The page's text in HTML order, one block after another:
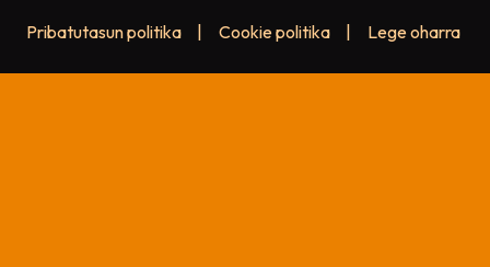
Pribatutasun politika Cookie politika Lege oharra